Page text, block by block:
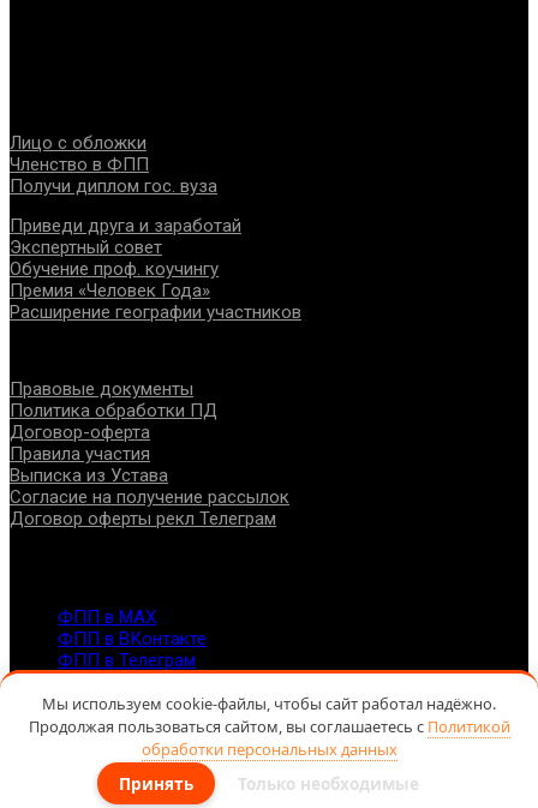
Лицо с обложки
Членство в ФПП
Получи диплом гос. вуза
Приведи друга и заработай
Экспертный совет
Обучение проф. коучингу
Премия «Человек Года»
Расширение географии участников
Правовые документы
Политика обработки ПД
Договор-оферта
Правила участия
Выписка из Устава
Согласие на получение рассылок
Договор оферты рекл Телеграм
ФПП в МАХ
ФПП в ВКонтакте
ФПП в Телеграм
7-495-127-10-45
@ Федерация помогающих профессий, 2026
Мы используем cookie-файлы, чтобы сайт работал надёжно.
Продолжая пользоваться сайтом, вы соглашаетесь с Политикой
обработки персональных данных
Принять Только необходимые